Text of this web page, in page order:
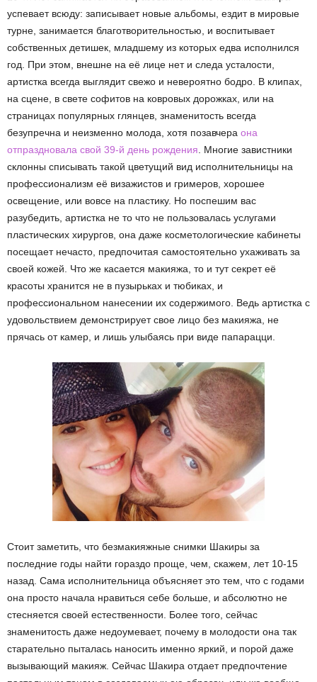
успевает всюду: записывает новые альбомы, ездит в мировые
турне, занимается благотворительностью, и воспитывает
собственных детишек, младшему из которых едва исполнился
год. При этом, внешне на её лице нет и следа усталости,
артистка всегда выглядит свежо и невероятно бодро. В клипах,
на сцене, в свете софитов на ковровых дорожках, или на
страницах популярных глянцев, знаменитость всегда
безупречна и неизменно молода, хотя позавчера она
отпраздновала свой 39-й день рождения . Многие завистники
склонны списывать такой цветущий вид исполнительницы на
профессионализм её визажистов и гримеров, хорошее
освещение, или вовсе на пластику. Но поспешим вас
разубедить, артистка не то что не пользовалась услугами
пластических хирургов, она даже косметологические кабинеты
посещает нечасто, предпочитая самостоятельно ухаживать за
своей кожей. Что же касается макияжа, то и тут секрет её
красоты хранится не в пузырьках и тюбиках, и
профессиональном нанесении их содержимого. Ведь артистка с
удовольствием демонстрирует свое лицо без макияжа, не
прячась от камер, и лишь улыбаясь при виде папарацци.
Стоит заметить, что безмакияжные снимки Шакиры за
последние годы найти гораздо проще, чем, скажем, лет 10-15
назад. Сама исполнительница объясняет это тем, что с годами
она просто начала нравиться себе больше, и абсолютно не
стесняется своей естественности. Более того, сейчас
знаменитость даже недоумевает, почему в молодости она так
старательно пыталась наносить именно яркий, и порой даже
вызывающий макияж. Сейчас Шакира отдает предпочтение